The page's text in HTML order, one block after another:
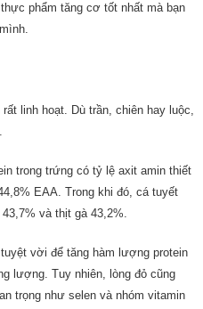
phẩm tăng cơ tốt nhất mà bạn
linh hoạt. Dù trần, chiên hay luộc,
trong trứng có tỷ lệ axit amin thiết
EAA. Trong khi đó, cá tuyết
và thịt gà 43,2%.
vời để tăng hàm lượng protein
lượng. Tuy nhiên, lòng đỏ cũng
trọng như selen và nhóm vitamin